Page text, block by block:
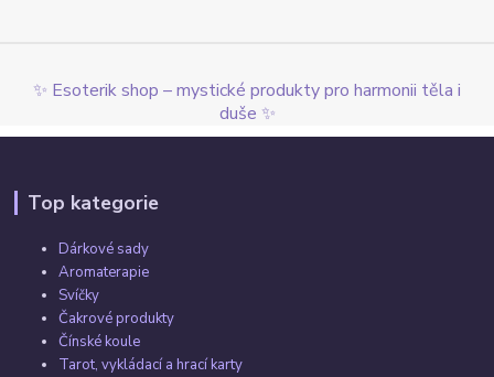
✨ Esoterik shop – mystické produkty pro harmonii těla i
duše ✨
Top kategorie
Dárkové sady
Aromaterapie
Svíčky
Čakrové produkty
Čínské koule
Tarot, vykládací a hrací karty